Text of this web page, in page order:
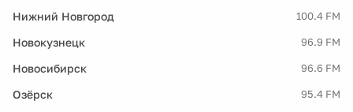
Нижний Новгород 100.4 FM
Новокузнецк 96.9 FM
Новосибирск 96.6 FM
Озёрск 95.4 FM